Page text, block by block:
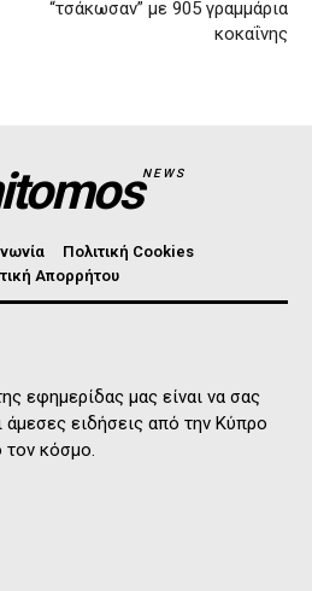
“τσάκωσαν” με 905 γραμμάρια
κοκαΐνης
NEWS
Πολιτική Cookies
Απορρήτου
εφημερίδας μας είναι να σας
άμεσες ειδήσεις από την Κύπρο
τον κόσμο.